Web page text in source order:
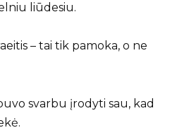
liūdesiu.
– tai tik pamoka, o ne
svarbu įrodyti sau, kad